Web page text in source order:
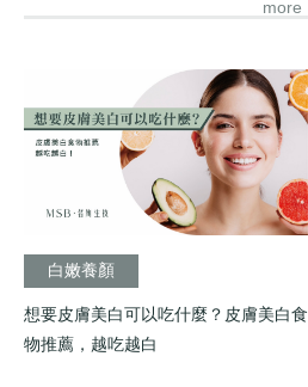
more
白嫩養顏
想要皮膚美白可以吃什麼？皮膚美白食
物推薦，越吃越白